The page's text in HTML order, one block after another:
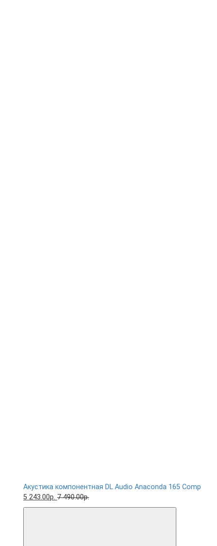
Акустика компонентная DL Audio Anaconda 165 Comp
5 243.00р. 7 490.00р.